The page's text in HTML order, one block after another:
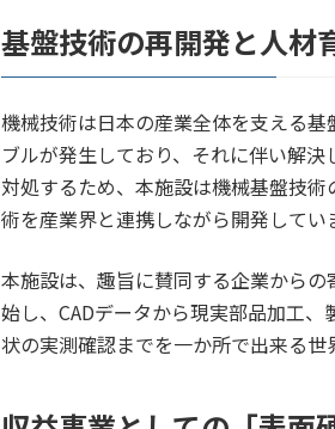
基盤技術の再開発と人材
機械技術は日本の産業全体を支える
ブルが発生しており、それに伴い解
対処するため、本施設は機械基盤技
術を産業界と連携しながら開発してい
本施設は、趣旨に賛同する企業から
始し、CADデータから現実部品加工
状の実測確認までを一か所で出来る世